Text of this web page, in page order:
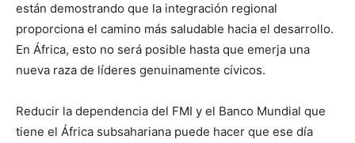
están demostrando que la integración regional
proporciona el camino más saludable hacia el desarrollo.
En África, esto no será posible hasta que emerja una
nueva raza de líderes genuinamente cívicos.
Reducir la dependencia del FMI y el Banco Mundial que
tiene el África subsahariana puede hacer que ese día